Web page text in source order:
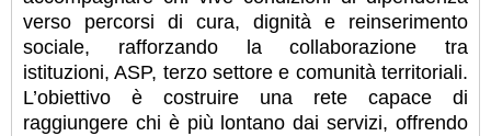
verso percorsi di cura, dignità e reinserimento
sociale, rafforzando la collaborazione tra
istituzioni, ASP, terzo settore e comunità territoriali.
L’obiettivo è costruire una rete capace di
raggiungere chi è più lontano dai servizi, offrendo